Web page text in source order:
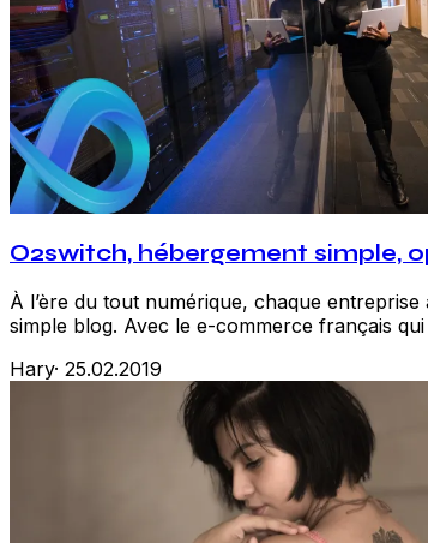
O2switch, hébergement simple,
À l’ère du tout numérique, chaque
simple blog. Avec le e-commerce français qui
Hary· 25.02.2019